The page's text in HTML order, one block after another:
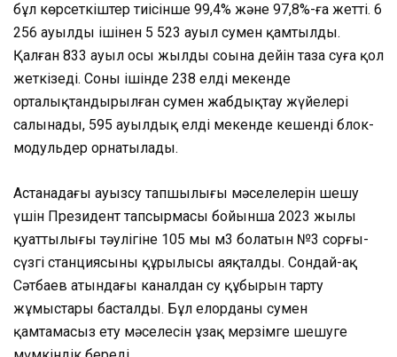
бұл көрсеткіштер тиісінше 99,4% және 97,8%-ға жетті. 6
256 ауылдың ішінен 5 523 ауыл сумен қамтылды.
Қалған 833 ауыл осы жылдың соңына дейін таза суға қол
жеткізеді. Соның ішінде 238 елді мекенде
орталықтандырылған сумен жабдықтау жүйелері
салынады, 595 ауылдық елді мекенде кешенді блок-
модульдер орнатылады.
Астанадағы ауызсу тапшылығы мәселелерін шешу
үшін Президент тапсырмасы бойынша 2023 жылы
қуаттылығы тәулігіне 105 мың м3 болатын №3 сорғы-
сүзгі станциясының құрылысы аяқталды. Сондай-ақ
Сәтбаев атындағы каналдан су құбырын тарту
жұмыстары басталды. Бұл елорданы сумен
қамтамасыз ету мәселесін ұзақ мерзімге шешуге